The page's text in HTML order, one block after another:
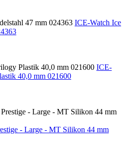
ICE-Watch Ice
ICE-
40,0 mm 021600
- Large - MT Silikon 44 mm